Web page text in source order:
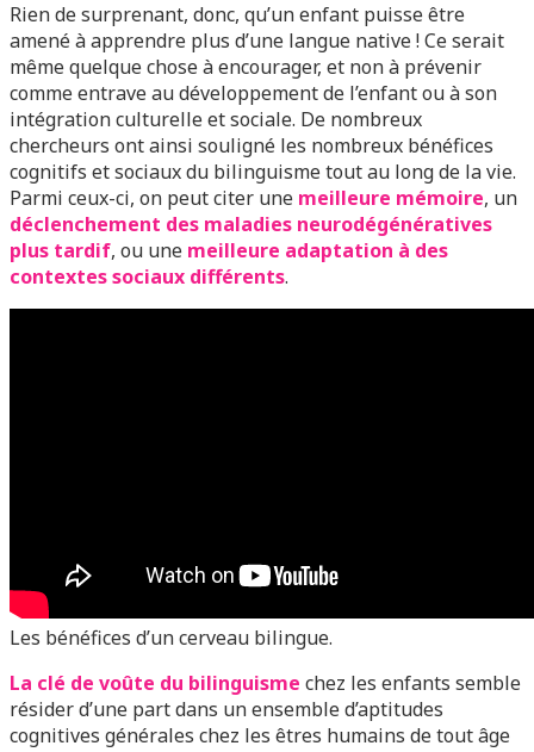
Rien de surprenant, donc, qu’un enfant puisse être
amené à apprendre plus d’une langue native ! Ce serait
même quelque chose à encourager, et non à prévenir
comme entrave au développement de l’enfant ou à son
intégration culturelle et sociale. De nombreux
chercheurs ont ainsi souligné les nombreux bénéfices
cognitifs et sociaux du bilinguisme tout au long de la vie.
Parmi ceux-ci, on peut citer une meilleure mémoire, un
déclenchement des maladies neurodégénératives
plus tardif, ou une meilleure adaptation à des
contextes sociaux différents.
Les bénéfices d’un cerveau bilingue.
La clé de voûte du bilinguisme chez les enfants semble
résider d’une part dans un ensemble d’aptitudes
cognitives générales chez les êtres humains de tout âge